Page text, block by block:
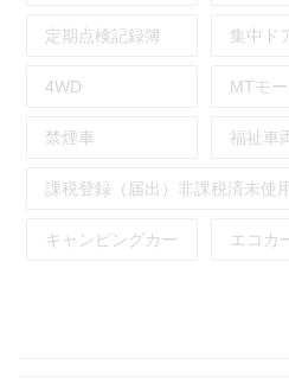
定期点検記録簿 集中ド
4WD MTモ
禁煙車 福祉車
課税登録（届出）非課税済未使
キャンピングカー エコカ